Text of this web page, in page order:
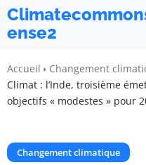
ense2
Accueil
Changement
Climat : l’Inde, troisième
objectifs « modestes » pour
Changement climatique